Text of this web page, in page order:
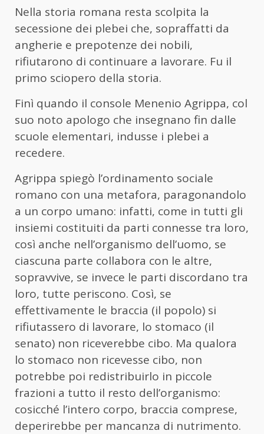
Nella storia romana resta scolpita la
secessione dei plebei che, sopraffatti da
angherie e prepotenze dei nobili,
rifiutarono di continuare a lavorare. Fu il
primo sciopero della storia.
Finì quando il console Menenio Agrippa, col
suo noto apologo che insegnano fin dalle
scuole elementari, indusse i plebei a
recedere.
Agrippa spiegò l’ordinamento sociale
romano con una metafora, paragonandolo
a un corpo umano: infatti, come in tutti gli
insiemi costituiti da parti connesse tra loro,
così anche nell’organismo dell’uomo, se
ciascuna parte collabora con le altre,
sopravvive, se invece le parti discordano tra
loro, tutte periscono. Così, se
effettivamente le braccia (il popolo) si
rifiutassero di lavorare, lo stomaco (il
senato) non riceverebbe cibo. Ma qualora
lo stomaco non ricevesse cibo, non
potrebbe poi redistribuirlo in piccole
frazioni a tutto il resto dell’organismo:
cosicché l’intero corpo, braccia comprese,
deperirebbe per mancanza di nutrimento.